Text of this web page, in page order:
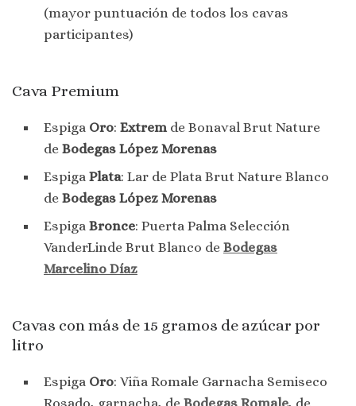
(mayor puntuación de todos los cavas
participantes)
Cava Premium
Espiga Oro: Extrem de Bonaval Brut Nature
de Bodegas López Morenas
Espiga Plata: Lar de Plata Brut Nature Blanco
de Bodegas López Morenas
Espiga Bronce: Puerta Palma Selección
VanderLinde Brut Blanco de Bodegas
Marcelino Díaz
Cavas con más de 15 gramos de azúcar por
litro
Espiga Oro: Viña Romale Garnacha Semiseco
Rosado, garnacha, de Bodegas Romale, de